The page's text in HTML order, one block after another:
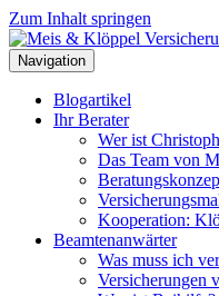
Zum Inhalt springen
Navigation
Blogartikel
Ihr Berater
Wer ist
Das Team von
Kooperation:
Beamtenanwärter
Was muss ich
Versicherungen